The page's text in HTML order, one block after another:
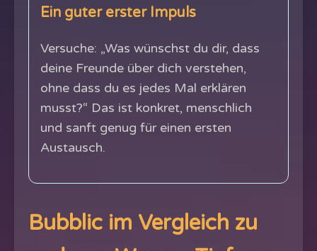
Ein guter erster Impuls
Versuche: „Was wünschst du dir, dass
deine Freunde über dich verstehen,
ohne dass du es jedes Mal erklären
musst?“ Das ist konkret, menschlich
und sanft genug für einen ersten
Austausch.
Bubblic im Vergleich zu